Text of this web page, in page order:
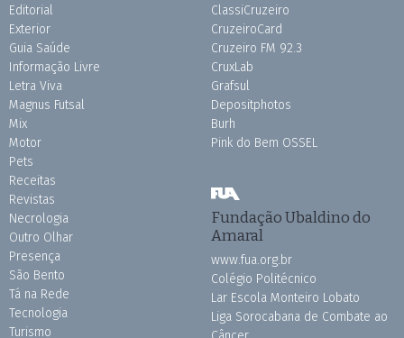
Editorial
Exterior
Guia Saúde
Informação Livre
Letra Viva
Magnus Futsal
Mix
Motor
Pets
Receitas
Revistas
Necrologia
Outro Olhar
Presença
São Bento
Tá na Rede
Tecnologia
Turismo
ClassiCruzeiro
CruzeiroCard
Cruzeiro FM 92.3
CruxLab
Grafsul
Depositphotos
Burh
Pink do Bem OSSEL
Fundação Ubaldino do
Amaral
www.fua.org.br
Colégio Politécnico
Lar Escola Monteiro Lobato
Liga Sorocabana de Combate ao